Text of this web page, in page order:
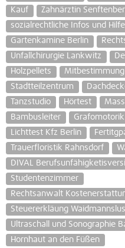
Kauf
Zahnärztin
sozialrechtliche Infos und
Gartenkamine Berlin
Unfallchirurgie Lankwitz
Holzpellets
Stadtteilzentrum
Tanzstudio
Hörtest
Bambusleiter
Grafomotorik
Lichttest Kfz Berlin
Trauerfloristik Rahnsdorf
DIVAL
Studentenzimmer
Rechtsanwalt
Steuererkläung
Ultraschall und Sonographie
Hornhaut an den Füßen